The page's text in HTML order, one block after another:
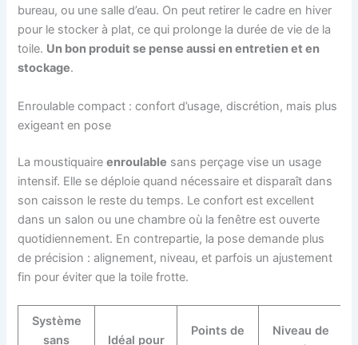
bureau, ou une salle d’eau. On peut retirer le cadre en hiver
pour le stocker à plat, ce qui prolonge la durée de vie de la
toile. Un bon produit se pense aussi en entretien et en
stockage.
Enroulable compact : confort d’usage, discrétion, mais plus
exigeant en pose
La moustiquaireenroulable sans perçage vise un usage
intensif. Elle se déploie quand nécessaire et disparaît dans
son caisson le reste du temps. Le confort est excellent
dans un salon ou une chambre où la fenêtre est ouverte
quotidiennement. En contrepartie, la pose demande plus
de précision : alignement, niveau, et parfois un ajustement
fin pour éviter que la toile frotte.
Système
sans
Idéal pour
Points de
Niveau de